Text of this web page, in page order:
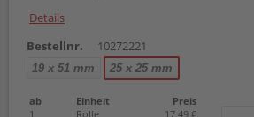
Details
Bestellnr.
10272221
19 x 51 mm 25 x 25 mm
ab Einheit
Preis
1
Rolle
17,49 €